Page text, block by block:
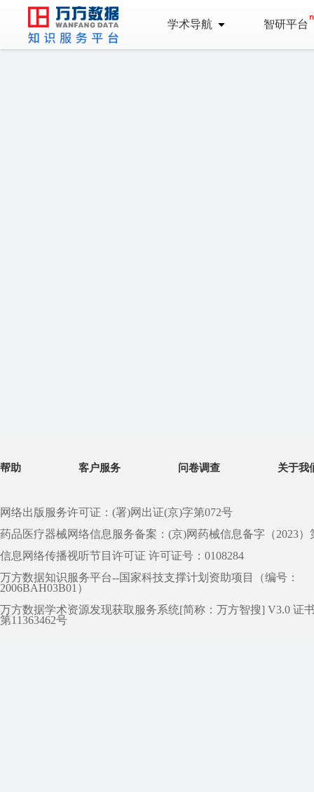
学术导航 智研平台
帮助 客户服务 问卷调查 关于我
网络出版服务许可证：(署)网出证(京)字第072号
药品医疗器械网络信息服务备案：(京)网药械信息备字（2023）
信息网络传播视听节目许可证 许可证号：0108284
万方数据知识服务平台--国家科技支撑计划资助项目（编号：
2006BAH03B01）
万方数据学术资源发现获取服务系统[简称：万方智搜] V3.0 证
第11363462号